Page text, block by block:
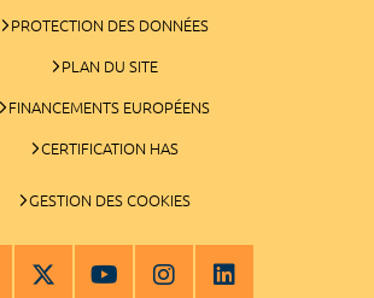
PROTECTION DES DONNÉES
PLAN DU SITE
FINANCEMENTS EUROPÉENS
CERTIFICATION HAS
GESTION DES COOKIES